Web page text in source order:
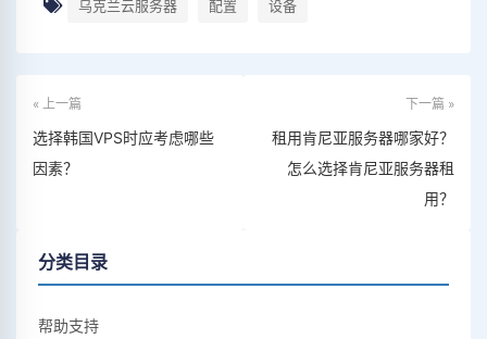
乌克兰云服务器 配置 设备
« 上一篇
选择韩国VPS时应考虑哪些
因素？
下一篇 »
租用肯尼亚服务器哪家好？
怎么选择肯尼亚服务器租
用？
分类目录
帮助支持